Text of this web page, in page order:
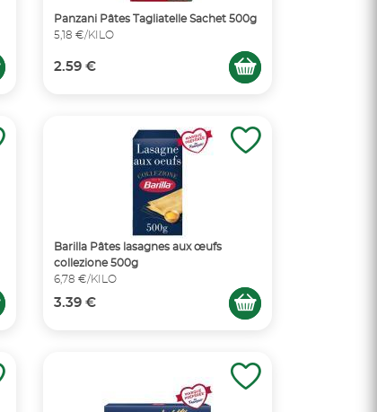
Panzani Pâtes Tagliatelle Sachet 500g
5,18 €/KILO
2.59 €
Barilla Pâtes lasagnes aux œufs
collezione 500g
6,78 €/KILO
3.39 €